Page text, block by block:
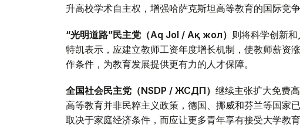
升高校学术自主权，增强哈萨克斯坦高等教育的国际竞争
“光明道路”民主党（Aq Jol / Ақ жол） 则将科学创新
特凯表示，应建立教师工资年度增长机制，使教师薪资
作条件，为教育发展提供更有力的人才保障。
全国社会民主党（NSDP / ЖСДП） 继续主张扩大免费
高等教育并非民粹主义政策，德国、挪威和芬兰等国家
取决于家庭经济条件，而应让更多青年享有接受大学教育